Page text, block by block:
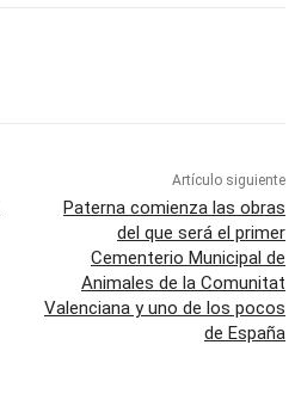
Artículo siguiente
Paterna comienza las obras
del que será el primer
Cementerio Municipal de
Animales de la Comunitat
Valenciana y uno de los pocos
de España